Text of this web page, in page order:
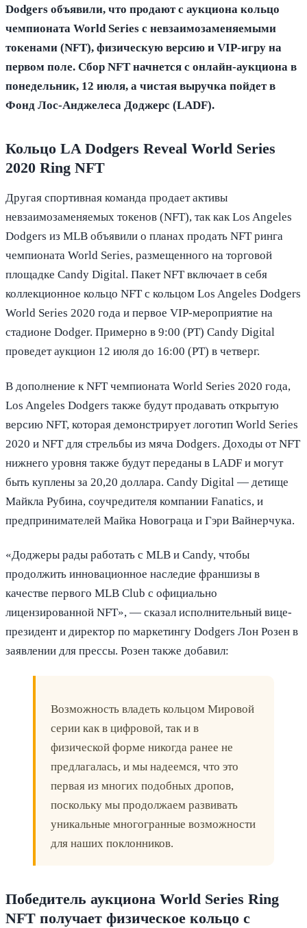
Dodgers объявили, что продают с аукциона кольцо
чемпионата World Series с невзаимозаменяемыми
токенами (NFT), физическую версию и VIP-игру на
первом поле. Сбор NFT начнется с онлайн-аукциона в
понедельник, 12 июля, а чистая выручка пойдет в
Фонд Лос-Анджелеса Доджерс (LADF).
Кольцо LA Dodgers Reveal World Series
2020 Ring NFT
Другая спортивная команда продает активы
невзаимозаменяемых токенов (NFT), так как Los Angeles
Dodgers из MLB объявили о планах продать NFT ринга
чемпионата World Series, размещенного на торговой
площадке Candy Digital. Пакет NFT включает в себя
коллекционное кольцо NFT с кольцом Los Angeles Dodgers
World Series 2020 года и первое VIP-мероприятие на
стадионе Dodger. Примерно в 9:00 (PT) Candy Digital
проведет аукцион 12 июля до 16:00 (PT) в четверг.
В дополнение к NFT чемпионата World Series 2020 года,
Los Angeles Dodgers также будут продавать открытую
версию NFT, которая демонстрирует логотип World Series
2020 и NFT для стрельбы из мяча Dodgers. Доходы от NFT
нижнего уровня также будут переданы в LADF и могут
быть куплены за 20,20 доллара. Candy Digital — детище
Майкла Рубина, соучредителя компании Fanatics, и
предпринимателей Майка Новограца и Гэри Вайнерчука.
«Доджеры рады работать с MLB и Candy, чтобы
продолжить инновационное наследие франшизы в
качестве первого MLB Club с официально
лицензированной NFT», — сказал исполнительный вице-
президент и директор по маркетингу Dodgers Лон Розен в
заявлении для прессы. Розен также добавил:
Возможность владеть кольцом Мировой
серии как в цифровой, так и в
физической форме никогда ранее не
предлагалась, и мы надеемся, что это
первая из многих подобных дропов,
поскольку мы продолжаем развивать
уникальные многогранные возможности
для наших поклонников.
Победитель аукциона World Series Ring
NFT получает физическое кольцо с